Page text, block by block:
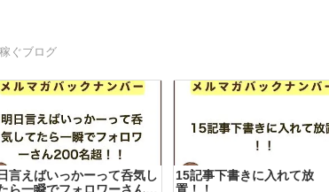
ぐブログ
言えばいっかーって呑気し
15記事下書きに入れて放